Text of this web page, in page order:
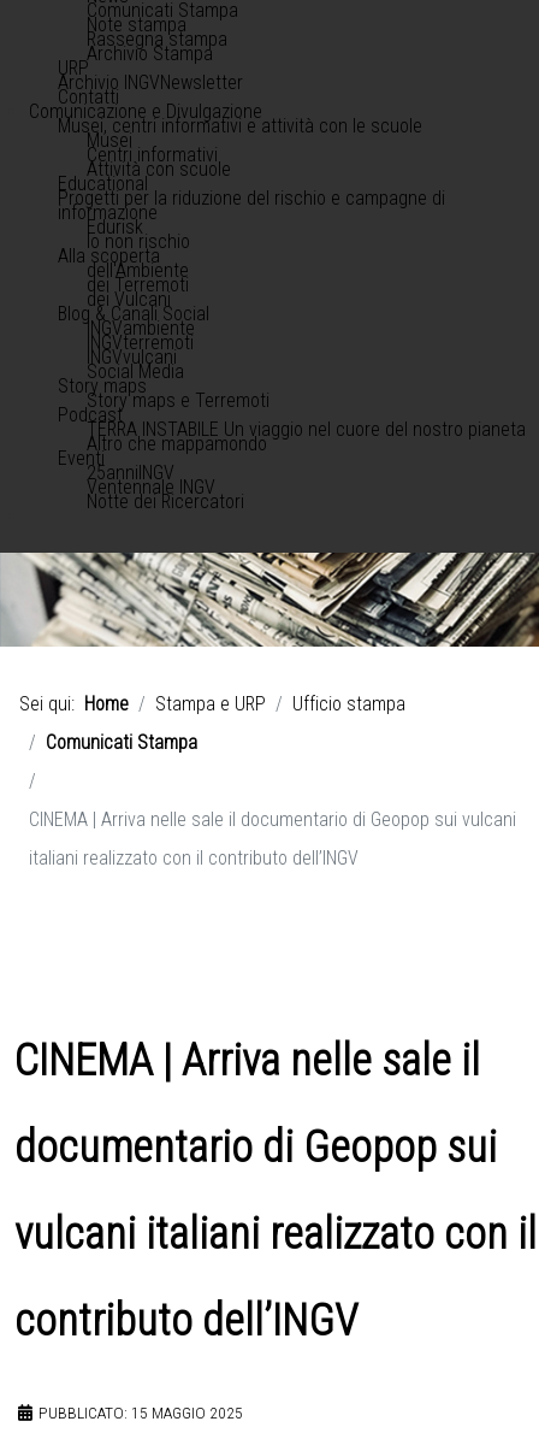
Comunicati Stampa
Note stampa
Rassegna stampa
Archivio Stampa
URP
Archivio INGVNewsletter
Contatti
Comunicazione e Divulgazione
Musei, centri informativi e attività con le scuole
Musei
Centri informativi
Attività con scuole
Educational
Progetti per la riduzione del rischio e campagne di
informazione
Edurisk
Io non rischio
Alla scoperta
dell'Ambiente
dei Terremoti
dei Vulcani
Blog & Canali Social
INGVambiente
INGVterremoti
INGVvulcani
Social Media
Story maps
Story maps e Terremoti
Podcast
TERRA INSTABILE Un viaggio nel cuore del nostro pianeta
Altro che mappamondo
Eventi
25anniINGV
Ventennale INGV
Notte dei Ricercatori
Sei qui: Home Stampa e URP
Ufficio stampa
Comunicati Stampa
CINEMA | Arriva nelle sale il documentario di Geopop sui vulcani
italiani realizzato con il contributo dell’INGV
CINEMA | Arriva nelle sale il
documentario di Geopop sui
vulcani italiani realizzato con il
contributo dell’INGV
PUBBLICATO: 15 MAGGIO 2025